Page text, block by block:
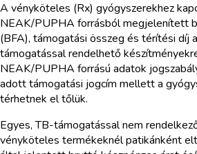
A vényköteles (Rx) gyógyszerekhez
NEAK/PUPHA forrásból megjelenített
(BFA), támogatási összeg és térítési díj
támogatással rendelhető
NEAK/PUPHA forrású adatok
adott támogatási jogcím mellett a
térhetnek el tőlük.
Egyes, TB-támogatással nem
vényköteles termékeknél patikánként